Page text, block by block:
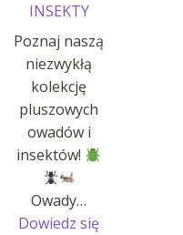
INSEKTY
Poznaj naszą
niezwykłą
kolekcję
pluszowych
owadów i
insektów!
Owady…
Dowiedz się